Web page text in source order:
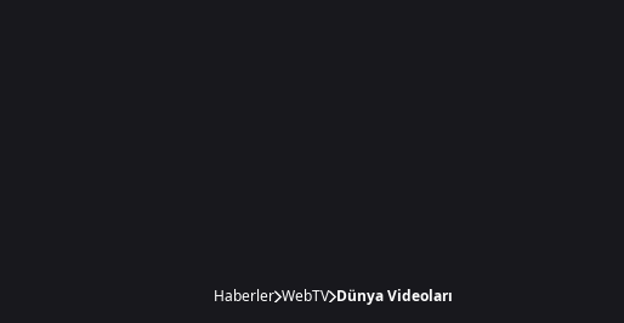
Haberler WebTV Dünya Videoları